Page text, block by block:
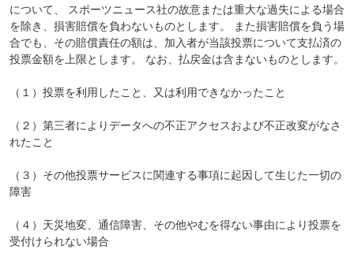
について、 スポーツニュース社の故意または重大な過失による場合
を除き、損害賠償を負わないものとします。 また損害賠償を負う場
合でも、その賠償責任の額は、加入者が当該投票について支払済の
投票金額を上限とします。 なお、払戻金は含まないものとします。
（１）投票を利用したこと、又は利用できなかったこと
（２）第三者によりデータへの不正アクセスおよび不正改変がなさ
れたこと
（３）その他投票サービスに関連する事項に起因して生じた一切の
障害
（４）天災地変、通信障害、その他やむを得ない事由により投票を
受付けられない場合